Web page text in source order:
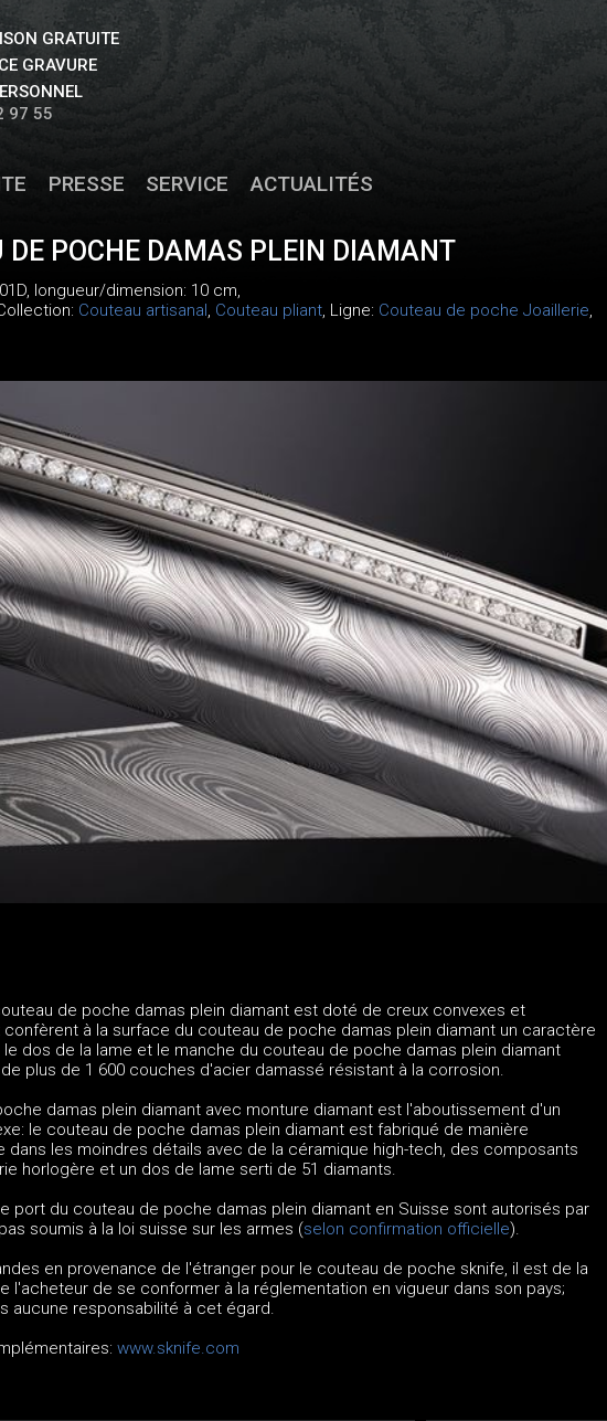
GRATUITE
GRAVURE
97 55
PRESSE SERVICE ACTUALITÉS
DE POCHE DAMAS PLEIN DIAMANT
, longueur/dimension: 10 cm,
Couteau artisanal, Couteau pliant, Ligne: Couteau de poche Joaillerie,
de poche damas plein diamant est doté de creux convexes et
confèrent à la surface du couteau de poche damas plein diamant un caractère
le dos de la lame et le manche du couteau de poche damas plein diamant
plus de 1 600 couches d'acier damassé résistant à la corrosion.
damas plein diamant avec monture diamant est l'aboutissement d'un
le couteau de poche damas plein diamant est fabriqué de manière
dans les moindres détails avec de la céramique high-tech, des composants
horlogère et un dos de lame serti de 51 diamants.
port du couteau de poche damas plein diamant en Suisse sont autorisés par
soumis à la loi suisse sur les armes (selon confirmation officielle).
en provenance de l'étranger pour le couteau de poche sknife, il est de la
l'acheteur de se conformer à la réglementation en vigueur dans son pays;
aucune responsabilité à cet égard.
www.sknife.com